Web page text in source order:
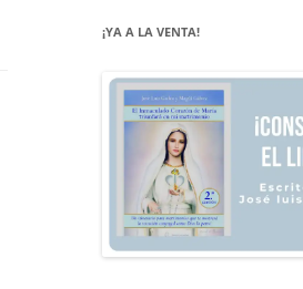
¡YA A LA VENTA!